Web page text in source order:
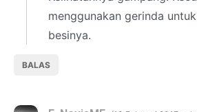
menggunakan gerinda
besinya.
BALAS